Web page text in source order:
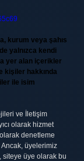
kurum veya şahıs
yalnızca kendi
yer alan içerikler
kişiler hakkında
ile isim
ve İletişim
olarak hizmet
denetleme
Ancak, üyelerimiz
siteye üye olarak bu